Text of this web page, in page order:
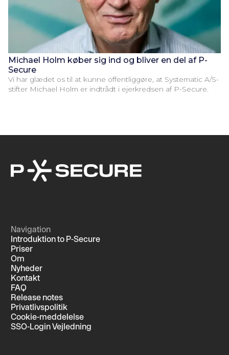
Michael Holm køber sig ind og bliver en del af P-
Secure
Vi har glædet os til at kunne offentliggøre, at Systematic A/S-
stifter Michael Holm er indtrådt i ejerkredsen af P-Secure.
Navigation
Introduktion to P-Secure
Priser
Om
Nyheder
Kontakt
FAQ
Release notes
Privatlivspolitik
Cookie-meddelelse
SSO-Login Vejledning